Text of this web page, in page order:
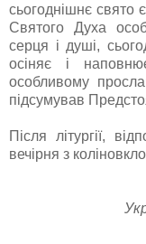
сьогоднішнє свято
Святого Духа
серця і душі,
осіняє і
особливому
підсумував
Після літургії,
вечірня з